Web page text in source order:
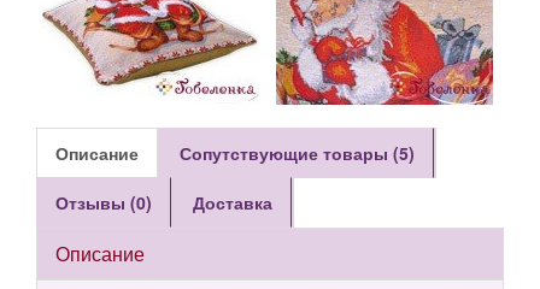
Описание Сопутствующие товары (5)
Отзывы (0) Доставка
Описание